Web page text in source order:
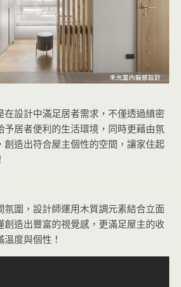
在設計中滿足居者需求，不僅透過縝密
予居者便利的生活環境，同時更藉由氛
創造出符合屋主個性的空間，讓家住起
氛圍，設計師運用木質調元素結合立面
創造出豐富的視覺感，更滿足屋主的收
溫度與個性！